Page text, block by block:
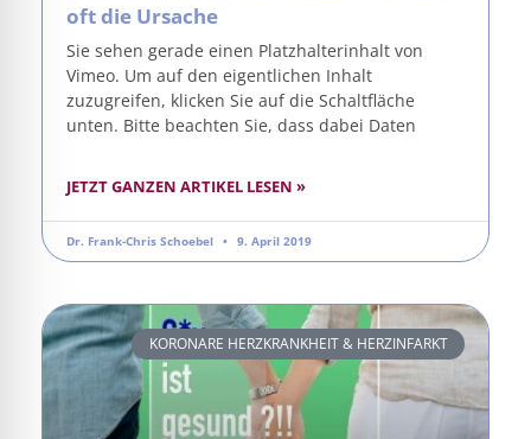
oft die Ursache
Sie sehen gerade einen Platzhalterinhalt von
Vimeo. Um auf den eigentlichen Inhalt
zuzugreifen, klicken Sie auf die Schaltfläche
unten. Bitte beachten Sie, dass dabei Daten
JETZT GANZEN ARTIKEL LESEN »
Dr. Frank-Chris Schoebel 9. April 2019
KORONARE HERZKRANKHEIT & HERZINFARKT